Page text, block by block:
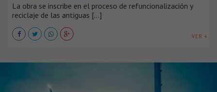
La obra se inscribe en el proceso de refuncionalización y
reciclaje de las antiguas [...]
VER +